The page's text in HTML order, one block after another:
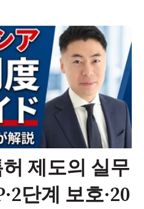
제도의 실무
단계 보호·20